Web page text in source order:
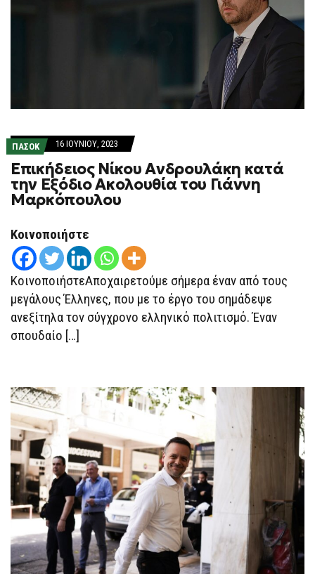
ΠΑΣΟΚ 16 ΙΟΥΝΊΟΥ, 2023
Επικήδειος Νίκου Ανδρουλάκη κατά
την Εξόδιο Ακολουθία του Γιάννη
Μαρκόπουλου
Κοινοποιήστε
ΚοινοποιήστεΑποχαιρετούμε σήμερα έναν από τους
μεγάλους Έλληνες, που με το έργο του σημάδεψε
ανεξίτηλα τον σύγχρονο ελληνικό πολιτισμό. Έναν
σπουδαίο […]